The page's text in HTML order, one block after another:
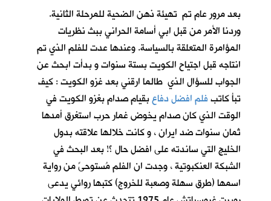
بعد مرور عام تم تهيئة ذهن الضحية للمرحلة الثانية.
وردنا الأمر من قبل ابي أسامة الحراني ببث نظريات
المؤامرة المتعلقة بالسياسة. وعندها عدت للفلم الذي تم
انتاجه قبل اجتياح الكويت بستة سنوات و بدأت ابحث عن
الجواب للسؤال الذي طالما ارقني بعد غزو الكويت : كيف
تبأ كاتبفلم افضل دفاعبقيام صدام بغزو الكويت في
الوقت الذي كان صدام يخوض غمار حرب استغرق أمدها
ثمان سنوات ضد ايران ، و كانت خلالها علاقته بدول
الخليج التي ساندته على افضل حال ؟! بعد البحث في
الشبكة العنكبوتية ، وجدت ان الفلم مُستوحىً من رواية
اسمها (طرق سهلة وصعبة للخروج) كتبها روائي يدعى